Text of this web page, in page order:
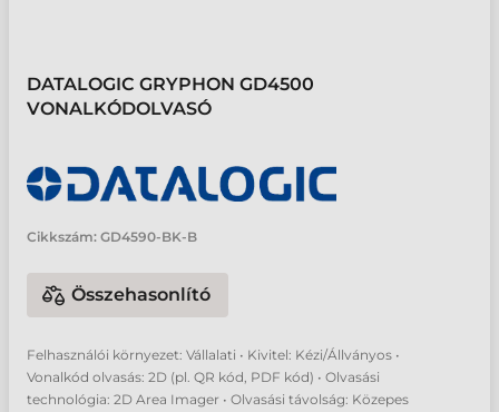
DATALOGIC GRYPHON GD4500
VONALKÓDOLVASÓ
Cikkszám: GD4590-BK-B
Összehasonlító
Felhasználói környezet: Vállalati • Kivitel: Kézi/Állványos •
Vonalkód olvasás: 2D (pl. QR kód, PDF kód) • Olvasási
technológia: 2D Area Imager • Olvasási távolság: Közepes